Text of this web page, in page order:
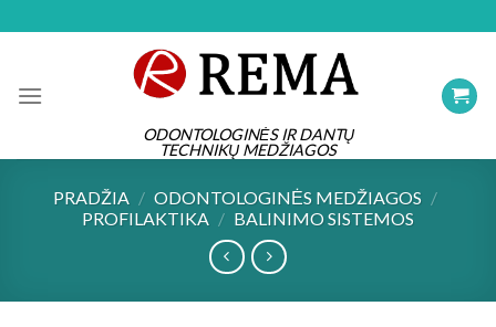
ODONTOLOGINĖS IR DANTŲ
TECHNIKŲ MEDŽIAGOS
PRADŽIA / ODONTOLOGINĖS MEDŽIAGOS /
PROFILAKTIKA / BALINIMO SISTEMOS